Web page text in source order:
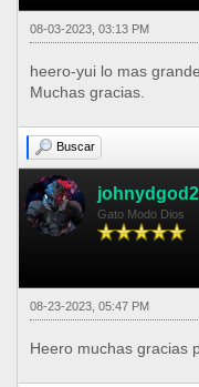
08-03-2023, 03:13 PM
heero-yui lo mas
Muchas gracias.
Buscar
Gato Modo Dios
08-23-2023, 05:47 PM
Heero muchas gracias